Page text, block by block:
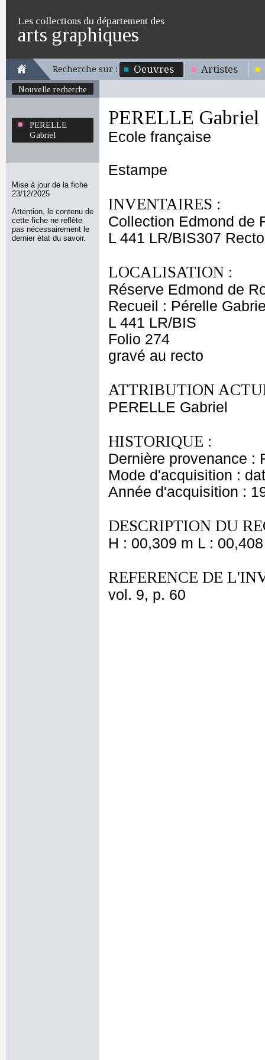
Les collections du département des
arts graphiques
Recherche sur : Oeuvres Artistes
Nouvelle recherche
PERELLE
Gabriel
Mise à jour de la fiche
23/12/2025
Attention, le contenu de
cette fiche ne reflète
pas nécessairement le
dernier état du savoir.
PERELLE Gabriel
Ecole française
Estampe
INVENTAIRES :
Collection Edmond de
L 441 LR/BIS307 Recto
LOCALISATION :
Réserve Edmond de
Recueil : Pérelle
L 441 LR/BIS
Folio 274
gravé au recto
ATTRIBUTION
PERELLE Gabriel
HISTORIQUE :
Dernière provenance :
Mode d'acquisition :
Année d'acquisition :
DESCRIPTION DU
H : 00,309 m L :
REFERENCE DE
vol. 9, p. 60